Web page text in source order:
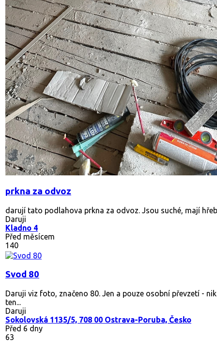
prkna za odvoz
darují tato podlahova prkna za odvoz. Jsou suché, mají
Daruji
Kladno 4
Před měsícem
140
Svod 80
Daruji viz foto, značeno 80. Jen a pouze osobní převzetí -
ten...
Daruji
Sokolovská 1135/5, 708 00 Ostrava-Poruba, Česko
Před 6 dny
63